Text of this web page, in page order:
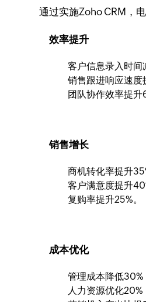
通过实施Zoho CRM，
效率提升
客户信息录入时间
销售跟进响应速度
团队协作效率提升
销售增长
商机转化率提升
客户满意度提升
复购率提升25%。
成本优化
管理成本降低30%
人力资源优化20%